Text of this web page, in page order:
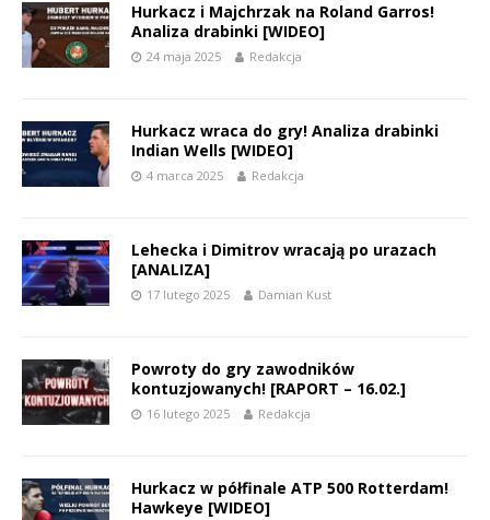
Hurkacz i Majchrzak na Roland Garros!
Analiza drabinki [WIDEO]
24 maja 2025 Redakcja
Hurkacz wraca do gry! Analiza drabinki
Indian Wells [WIDEO]
4 marca 2025 Redakcja
Lehecka i Dimitrov wracają po urazach
[ANALIZA]
17 lutego 2025 Damian Kust
Powroty do gry zawodników
kontuzjowanych! [RAPORT – 16.02.]
16 lutego 2025 Redakcja
Hurkacz w półfinale ATP 500 Rotterdam!
Hawkeye [WIDEO]